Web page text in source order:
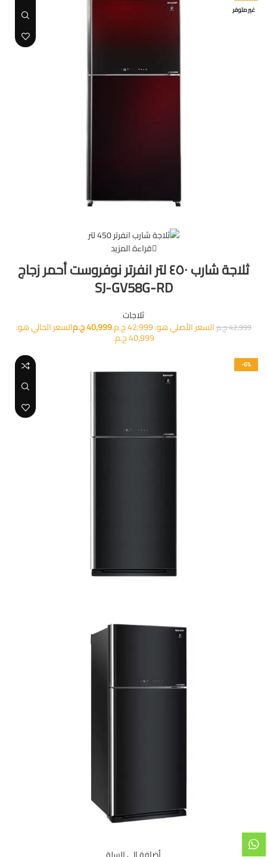
غير متوفر
قراءة المزيد
ثلاجة شارب ٤٥٠ لتر انفرتر نوفروست أحمر زجاج
SJ-GV58G-RD
ثلاجات
42,999ج.مالسعر الأصلي هو: 42,999 ج.م. 40,999ج.مالسعر الحالي هو:
40,999 ج.م.
-6%